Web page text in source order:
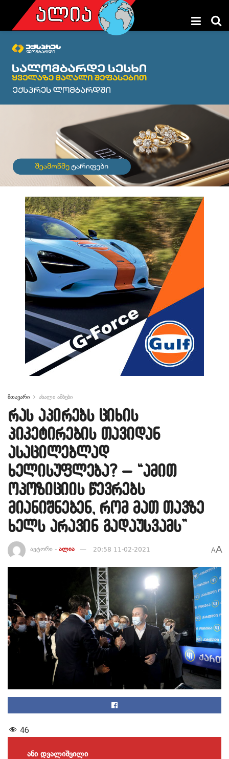
მთავარი ახალი ამბები
რას აპირებს ციხის
პიკეტირების თავიდან
ასაცილებლად
ხელისუფლება? – “ამით
ოპოზიციის წევრებს
მიანიშნებენ, რომ მათ თავზე
ხელს არავინ გადაუსვამს”
ავტორი - ალია 20:58 11-02-2021 AA
46
ანი დვალიშვილი